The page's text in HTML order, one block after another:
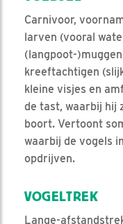
Carnivoor,
larven (vooral
(langpoot-
kreeftachtigen
kleine visjes en
de tast, waarbij hij
boort. Vertoont
waarbij de vogels
opdrijven.
VOGELTREK
Lange-